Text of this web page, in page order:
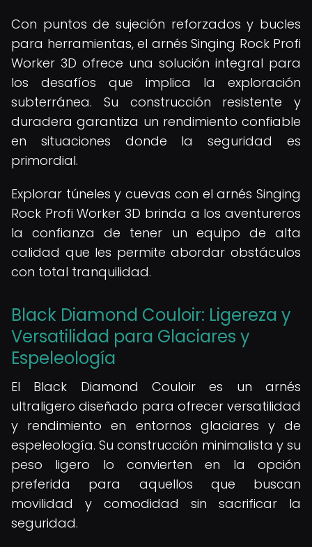
Con puntos de sujeción reforzados y bucles
para herramientas, el arnés Singing Rock Profi
Worker 3D ofrece una solución integral para
los desafíos que implica la exploración
subterránea. Su construcción resistente y
duradera garantiza un rendimiento confiable
en situaciones donde la seguridad es
primordial.
Explorar túneles y cuevas con el arnés Singing
Rock Profi Worker 3D brinda a los aventureros
la confianza de tener un equipo de alta
calidad que les permite abordar obstáculos
con total tranquilidad.
Black Diamond Couloir: Ligereza y
Versatilidad para Glaciares y
Espeleología
El Black Diamond Couloir es un arnés
ultraligero diseñado para ofrecer versatilidad
y rendimiento en entornos glaciares y de
espeleología. Su construcción minimalista y su
peso ligero lo convierten en la opción
preferida para aquellos que buscan
movilidad y comodidad sin sacrificar la
seguridad.